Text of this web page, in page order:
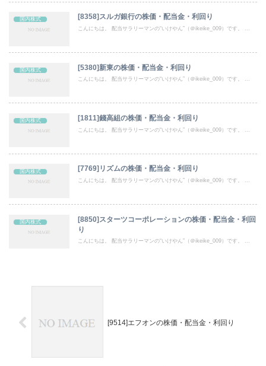
国内株式 [8358]スルガ銀行の株価・配当金・利回り
こんにちは。 配当サラリーマンの“いけやん”（＠ikeike_009）です。 ...
国内株式 [5380]新東の株価・配当金・利回り
こんにちは。 配当サラリーマンの“いけやん”（＠ikeike_009）です。 ...
国内株式 [1811]錢高組の株価・配当金・利回り
こんにちは。 配当サラリーマンの“いけやん”（＠ikeike_009）です。 ...
国内株式 [7769]リズムの株価・配当金・利回り
こんにちは。 配当サラリーマンの“いけやん”（＠ikeike_009）です。 ...
国内株式
[8850]スターツコーポレーションの株価・配当金・利回
り
こんにちは。 配当サラリーマンの“いけやん”（＠ikeike_009）です。 ...
[9514]エフオンの株価・配当金・利回り